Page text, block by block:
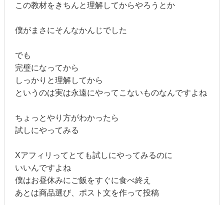
この教材をきちんと理解してからやろうとか
僕がまさにそんなかんじでした
でも
完璧になってから
しっかりと理解してから
というのは実は永遠にやってこないものなんですよね
ちょっとやり方がわかったら
試しにやってみる
Xアフィリってとても試しにやってみるのに
いいんですよね
僕はお昼休みにご飯をすぐに食べ終え
あとは商品選び、ポスト文を作って投稿